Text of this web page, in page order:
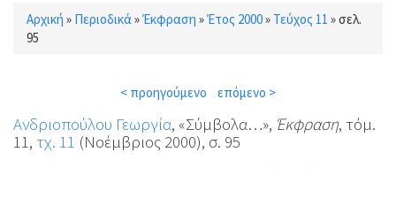
Είστε εδώ
Αρχική » Περιοδικά »Έκφραση »Έτος 2000» Τεύχος 11 »σελ.
95
< προηγούμενο επόμενο >
Ανδριοπούλου Γεωργία, «Σύμβολα…», Έκφραση, τόμ.
11, τχ. 11 (Νοέμβριος 2000), σ. 95